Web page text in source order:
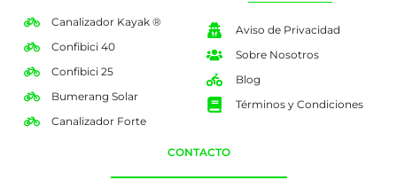
Canalizador Kayak ®
Confibici 40
Confibici 25
Bumerang Solar
Canalizador Forte
Aviso de Privacidad
Sobre Nosotros
Blog
Términos y Condiciones
CONTACTO